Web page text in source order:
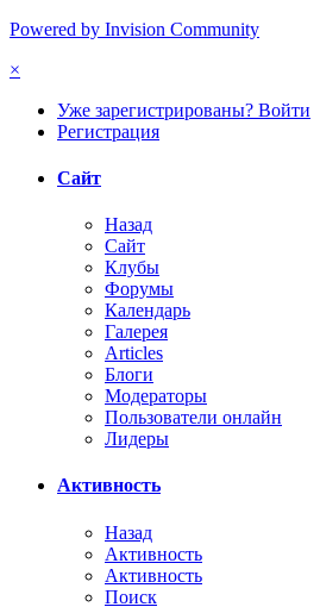
Powered by Invision Community
×
Уже зарегистрированы? Войти
Регистрация
Сайт
Назад
Сайт
Клубы
Форумы
Календарь
Галерея
Articles
Блоги
Модераторы
Пользователи онлайн
Лидеры
Активность
Назад
Активность
Активность
Поиск